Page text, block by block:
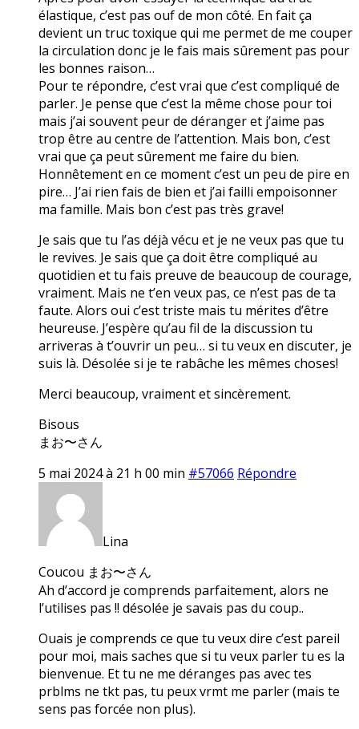
élastique, c’est pas ouf de mon côté. En fait ça
devient un truc toxique qui me permet de me couper
la circulation donc je le fais mais sûrement pas pour
les bonnes raison…
Pour te répondre, c’est vrai que c’est compliqué de
parler. Je pense que c’est la même chose pour toi
mais j’ai souvent peur de déranger et j’aime pas
trop être au centre de l’attention. Mais bon, c’est
vrai que ça peut sûrement me faire du bien.
Honnêtement en ce moment c’est un peu de pire en
pire… J’ai rien fais de bien et j’ai failli empoisonner
ma famille. Mais bon c’est pas très grave!
Je sais que tu l’as déjà vécu et je ne veux pas que tu
le revives. Je sais que ça doit être compliqué au
quotidien et tu fais preuve de beaucoup de courage,
vraiment. Mais ne t’en veux pas, ce n’est pas de ta
faute. Alors oui c’est triste mais tu mérites d’être
heureuse. J’espère qu’au fil de la discussion tu
arriveras à t’ouvrir un peu… si tu veux en discuter, je
suis là. Désolée si je te rabâche les mêmes choses!
Merci beaucoup, vraiment et sincèrement.
Bisous
まお〜さん
5 mai 2024 à 21 h 00 min #57066 Répondre
Lina
Coucou まお〜さん
Ah d’accord je comprends parfaitement, alors ne
l’utilises pas !! désolée je savais pas du coup..
Ouais je comprends ce que tu veux dire c’est pareil
pour moi, mais saches que si tu veux parler tu es la
bienvenue. Et tu ne me déranges pas avec tes
prblms ne tkt pas, tu peux vrmt me parler (mais te
sens pas forcée non plus).